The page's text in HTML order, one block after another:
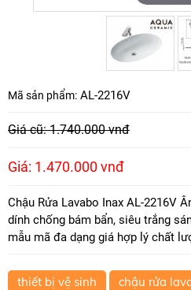
Mã sản phẩm: AL-2216V
Giá cũ: 1.740.000 vnđ
Giá: 1.470.000 vnđ
Chậu Rửa Lavabo Inax AL-2216V
dính chống bám bẩn, siêu trắng
mẫu mã đa dạng giá hợp lý chất
thiết bị vệ sinh
chậu rửa